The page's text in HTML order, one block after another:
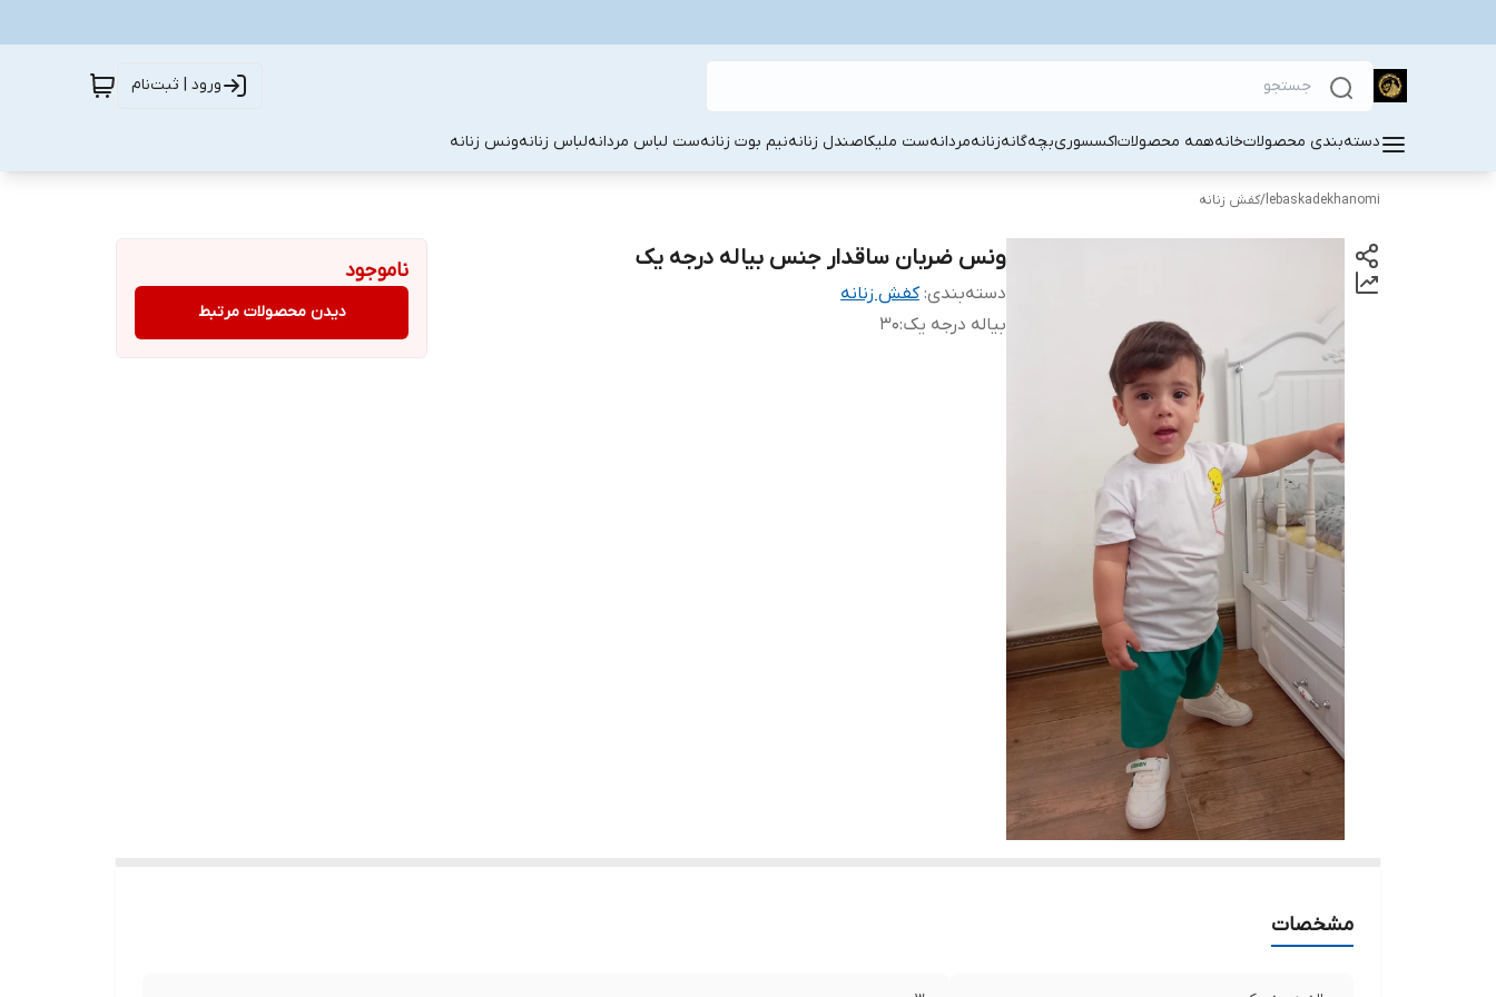
ورود | ثبت‌نام
دسته‌بندی محصولاتخانههمه محصولاتاکسسوریبچه‌گانهزنانهمردانهست ملیکاصندل زنانهنیم بوت زنانهست لباس مردانهلباس زنانهونس زنانه
lebaskadekhanomi
/کفش زنانه
ونس ضربان ساقدار جنس بیاله درجه یک
دسته‌بندی:کفش زنانه
بیاله درجه یک:۳۰
ناموجود
دیدن محصولات مرتبط
مشخصات